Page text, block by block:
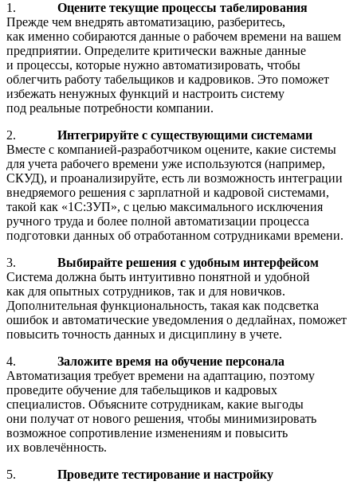
1. Оцените текущие процессы табелирования
Прежде чем внедрять автоматизацию, разберитесь,
как именно собираются данные о рабочем времени на вашем
предприятии. Определите критически важные данные
и процессы, которые нужно автоматизировать, чтобы
облегчить работу табельщиков и кадровиков. Это поможет
избежать ненужных функций и настроить систему
под реальные потребности компании.
2. Интегрируйте с существующими системами
Вместе с компанией-разработчиком оцените, какие системы
для учета рабочего времени уже используются (например,
СКУД), и проанализируйте, есть ли возможность интеграции
внедряемого решения с зарплатной и кадровой системами,
такой как «1С:ЗУП», с целью максимального исключения
ручного труда и более полной автоматизации процесса
подготовки данных об отработанном сотрудниками времени.
3. Выбирайте решения с удобным интерфейсом
Система должна быть интуитивно понятной и удобной
как для опытных сотрудников, так и для новичков.
Дополнительная функциональность, такая как подсветка
ошибок и автоматические уведомления о дедлайнах, поможет
повысить точность данных и дисциплину в учете.
4. Заложите время на обучение персонала
Автоматизация требует времени на адаптацию, поэтому
проведите обучение для табельщиков и кадровых
специалистов. Объясните сотрудникам, какие выгоды
они получат от нового решения, чтобы минимизировать
возможное сопротивление изменениям и повысить
их вовлечённость.
5. Проведите тестирование и настройку